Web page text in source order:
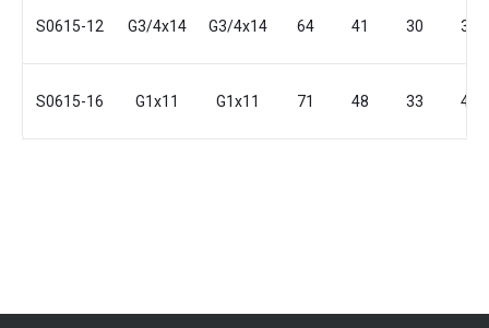
S0615-12 G3/4x14 G3/4x14 64 41 30 32
S0615-16 G1x11 G1x11 71 48 33 41